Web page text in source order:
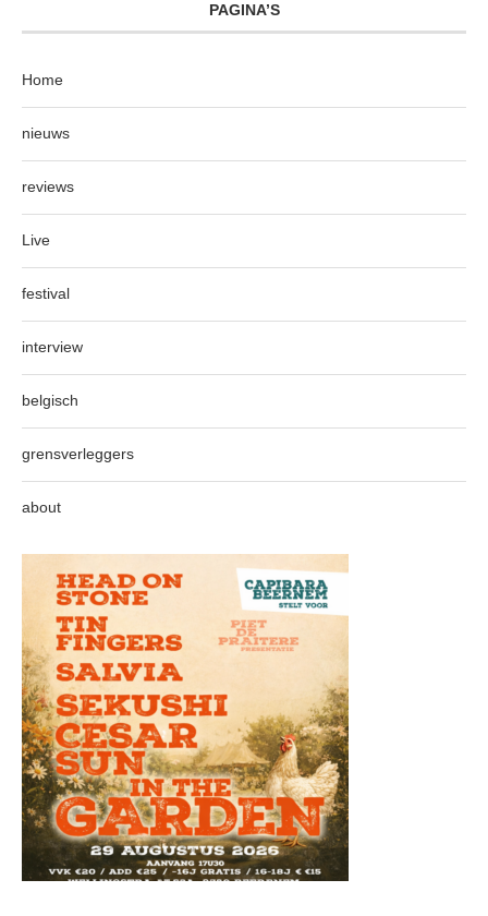
PAGINA’S
Home
nieuws
reviews
Live
festival
interview
belgisch
grensverleggers
about